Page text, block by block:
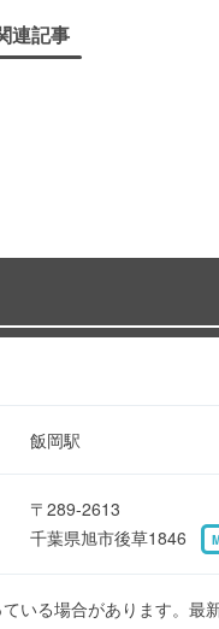
連記事
飯岡駅
〒289-2613
千葉県旭市後草1846
いる場合があります。最